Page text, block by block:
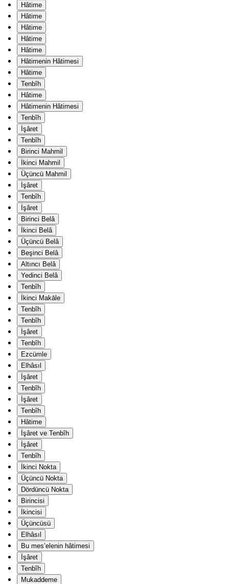
Hâtime
Hâtime
Hâtime
Hâtime
Hâtime
Hâtimenin Hâtimesi
Hâtime
Tenbîh
Hâtime
Hâtimenin Hâtimesi
Tenbîh
İşâret
Tenbîh
Birinci Mahmil
İkinci Mahmil
Üçüncü Mahmil
İşâret
Tenbîh
İşâret
Birinci Belâ
İkinci Belâ
Üçüncü Belâ
Beşinci Belâ
Altıncı Belâ
Yedinci Belâ
Tenbîh
İkinci Makāle
Tenbîh
Tenbîh
İşâret
Tenbîh
Ezcümle
Elhâsıl
İşâret
Tenbîh
İşâret
Tenbîh
Hâtime
İşâret ve Tenbîh
İşâret
Tenbîh
İkinci Nokta
Üçüncü Nokta
Dördüncü Nokta
Birincisi
İkincisi
Üçüncüsü
Elhâsıl
Bu mes’elenin hâtimesi
İşâret
Tenbîh
Mukaddeme